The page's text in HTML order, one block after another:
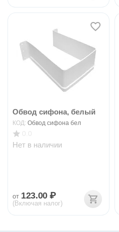
Обвод сифона, белый
КОД: Обвод сифона бел
Нет в наличии
от 123.00 ₽
(Включая налог)